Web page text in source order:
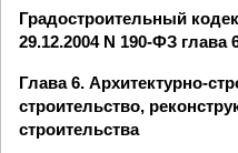
Градостроительный
29.12.2004 N 190-ФЗ глава
Глава 6. Архитектурно-
строительство,
строительства